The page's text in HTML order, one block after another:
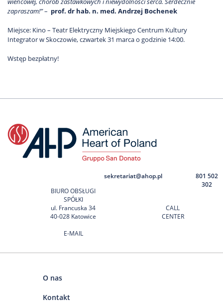
zapraszam!”– prof. dr hab. n. med. Andrzej Bochenek
Miejsce: Kino – Teatr Elektryczny Miejskiego Centrum Kultury
Integrator w Skoczowie, czwartek 31 marca o godzinie 14:00.
Wstęp bezpłatny!
BIURO OBSŁUGI
SPÓŁKI
ul. Francuska 34
40-028 Katowice
E-MAIL
sekretariat@ahop.pl
CALL
CENTER
801 502
302
O nas
Kontakt